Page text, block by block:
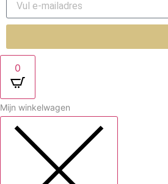
0
Mijn winkelwagen